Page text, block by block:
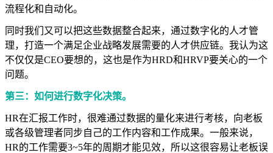
流程化和自动化。
同时我们又可以把这些数据整合起来，通过数字化的人才管
理，打造一个满足企业战略发展需要的人才供应链。我认为这
不仅仅是CEO要想的，这也是作为HRD和HRVP要关心的一个
问题。
第三：如何进行数字化决策。
HR在汇报工作时，很难通过数据的量化来进行考核，向老板
或各级管理者同步自己的工作内容和工作成果。一般来说，
HR的工作需要3~5年的周期才能见效，所以这很容易让老板误